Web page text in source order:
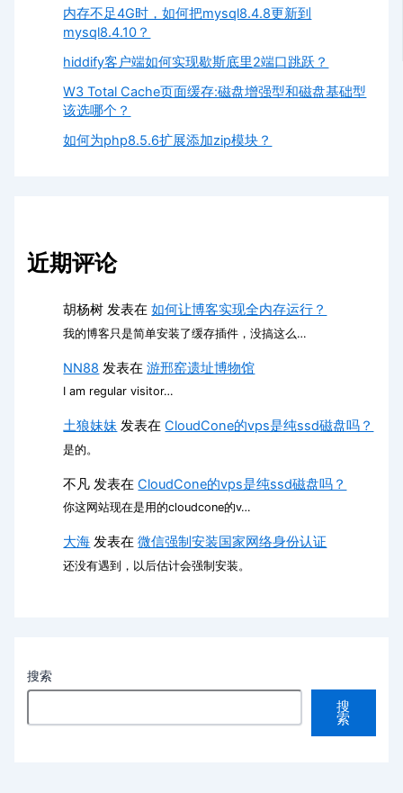
内存不足4G时，如何把mysql8.4.8更新到
mysql8.4.10？
hiddify客户端如何实现歇斯底里2端口跳跃？
W3 Total Cache页面缓存:磁盘增强型和磁盘基础型
该选哪个？
如何为php8.5.6扩展添加zip模块？
近期评论
胡杨树 发表在如何让博客实现全内存运行？
我的博客只是简单安装了缓存插件，没搞这么…
NN88 发表在游邢窑遗址博物馆
I am regular visitor…
土狼妹妹 发表在CloudCone的vps是纯ssd磁盘吗？
是的。
不凡 发表在CloudCone的vps是纯ssd磁盘吗？
你这网站现在是用的cloudcone的v…
大海 发表在微信强制安装国家网络身份认证
还没有遇到，以后估计会强制安装。
搜索
搜
索